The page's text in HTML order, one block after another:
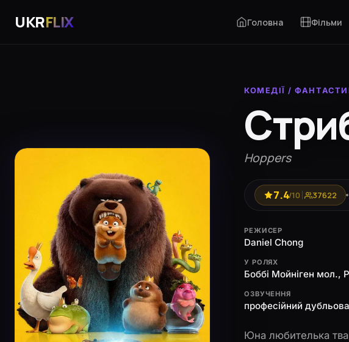
UKRFLIX Головна Фільми
КОМЕДІЇ /
Hoppers
7.4/10 37622
РЕЖИСЕР
Daniel Chong
У РОЛЯХ
Боббі Мойніген мол.,
ОЗВУЧЕННЯ
професійний
Юна любителька